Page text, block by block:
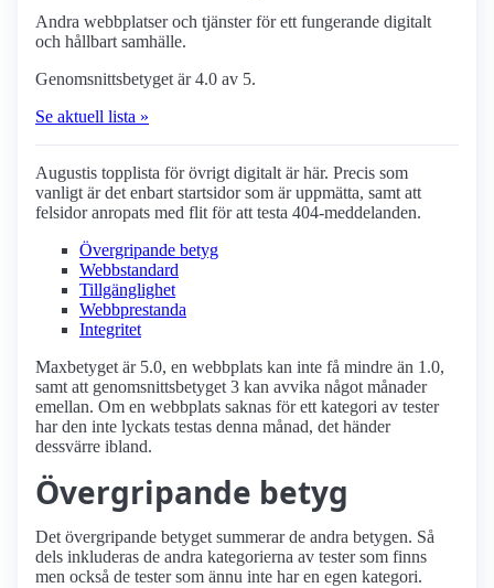
Andra webbplatser och tjänster för ett fungerande digitalt
och hållbart samhälle.
Genomsnittsbetyget är 4.0 av 5.
Se aktuell lista »
Augustis topplista för övrigt digitalt är här. Precis som
vanligt är det enbart startsidor som är uppmätta, samt att
felsidor anropats med flit för att testa 404-meddelanden.
Övergripande betyg
Webbstandard
Tillgänglighet
Webbprestanda
Integritet
Maxbetyget är 5.0, en webbplats kan inte få mindre än 1.0,
samt att genomsnittsbetyget 3 kan avvika något månader
emellan. Om en webbplats saknas för ett kategori av tester
har den inte lyckats testas denna månad, det händer
dessvärre ibland.
Övergripande betyg
Det övergripande betyget summerar de andra betygen. Så
dels inkluderas de andra kategorierna av tester som finns
men också de tester som ännu inte har en egen kategori.